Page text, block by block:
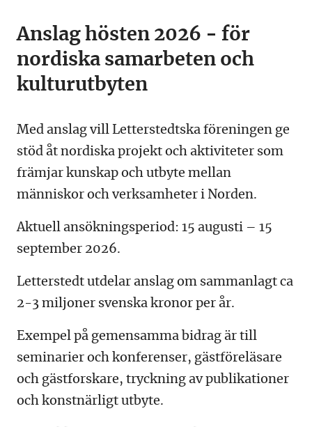
Anslag hösten 2026 - för
nordiska samarbeten och
kulturutbyten
Med anslag vill Letterstedtska föreningen ge
stöd åt nordiska projekt och aktiviteter som
främjar kunskap och utbyte mellan
människor och verksamheter i Norden.
Aktuell ansökningsperiod: 15 augusti – 15
september 2026.
Letterstedt utdelar anslag om sammanlagt ca
2-3 miljoner svenska kronor per år.
Exempel på gemensamma bidrag är till
seminarier och konferenser, gästföreläsare
och gästforskare, tryckning av publikationer
och konstnärligt utbyte.